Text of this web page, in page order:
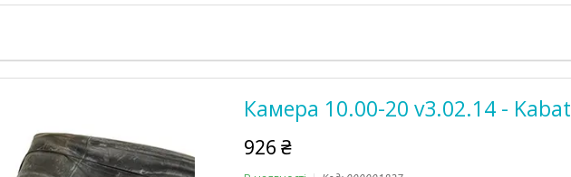
Камера 10.00-20 v3.02.14 - Kabat
926 ₴